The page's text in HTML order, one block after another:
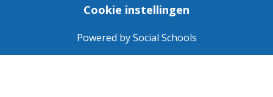
Cookie instellingen
Powered bySocial Schools